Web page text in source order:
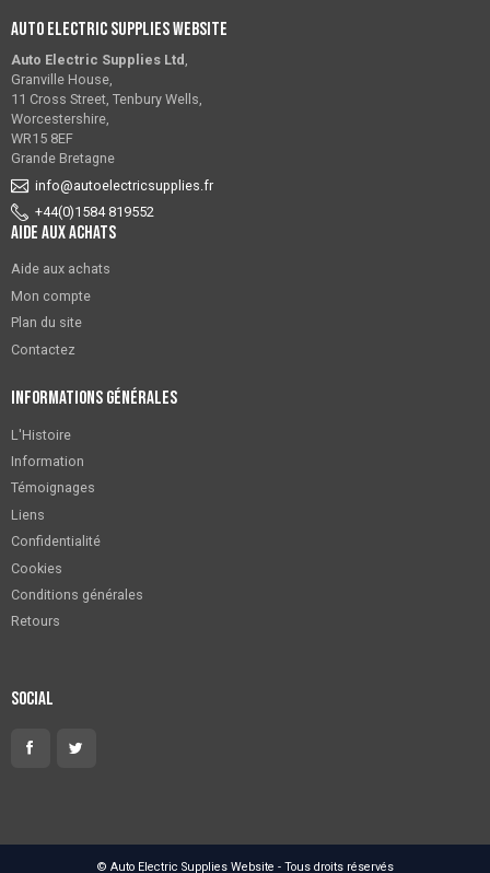
Auto Electric Supplies Website
Auto Electric Supplies Ltd ,
Granville House,
11 Cross Street, Tenbury Wells,
Worcestershire,
WR15 8EF
Grande Bretagne
info@autoelectricsupplies.fr
+44(0)1584 819552
Aide aux achats
Aide aux achats
Mon compte
Plan du site
Contactez
Informations générales
L'Histoire
Information
Témoignages
Liens
Confidentialité
Cookies
Conditions générales
Retours
Social
© Auto Electric Supplies Website - Tous droits réservés